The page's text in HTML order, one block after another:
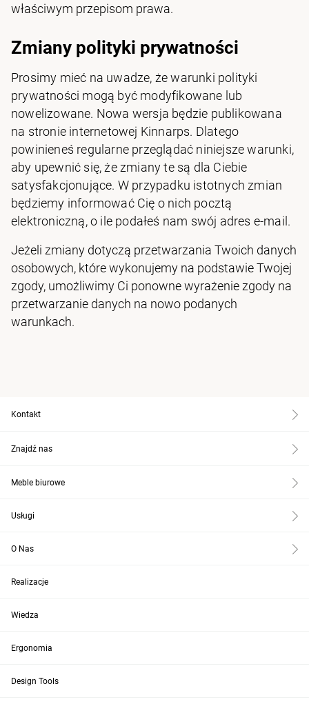
właściwym przepisom prawa.
Zmiany polityki prywatności
Prosimy mieć na uwadze, że warunki polityki
prywatności mogą być modyfikowane lub
nowelizowane. Nowa wersja będzie publikowana
na stronie internetowej Kinnarps. Dlatego
powinieneś regularne przeglądać niniejsze warunki,
aby upewnić się, że zmiany te są dla Ciebie
satysfakcjonujące. W przypadku istotnych zmian
będziemy informować Cię o nich pocztą
elektroniczną, o ile podałeś nam swój adres e-mail.
Jeżeli zmiany dotyczą przetwarzania Twoich danych
osobowych, które wykonujemy na podstawie Twojej
zgody, umożliwimy Ci ponowne wyrażenie zgody na
przetwarzanie danych na nowo podanych
warunkach.
Kontakt
Znajdź nas
Meble biurowe
Usługi
O Nas
Realizacje
Wiedza
Ergonomia
Design Tools